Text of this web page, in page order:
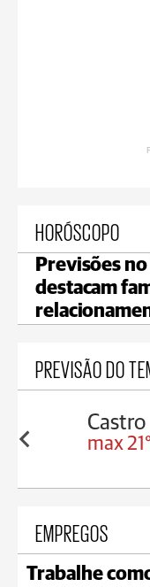
HORÓSCOPO
Previsões
destacam
PREVISÃO DO
18°C
EMPREGOS
Trabalhe